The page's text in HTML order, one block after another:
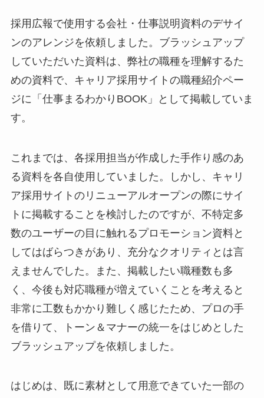
採用広報で使用する会社・仕事説明資料のデサイ
ンのアレンジを依頼しました。ブラッシュアップ
していただいた資料は、弊社の職種を理解するた
めの資料で、キャリア採用サイトの職種紹介ペー
ジに「仕事まるわかりBOOK」として掲載していま
す。
これまでは、各採用担当が作成した手作り感のあ
る資料を各自使用していました。しかし、キャリ
ア採用サイトのリニューアルオープンの際にサイ
トに掲載することを検討したのですが、不特定多
数のユーザーの目に触れるプロモーション資料と
してはばらつきがあり、充分なクオリティとは言
えませんでした。また、掲載したい職種数も多
く、今後も対応職種が増えていくことを考えると
非常に工数もかかり難しく感じたため、プロの手
を借りて、トーン＆マナーの統一をはじめとした
ブラッシュアップを依頼しました。
はじめは、既に素材として用意できていた一部の